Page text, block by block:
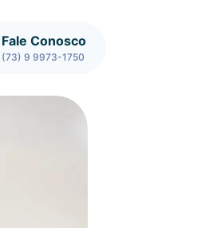
Fale Conosco
(73) 9 9973-1750